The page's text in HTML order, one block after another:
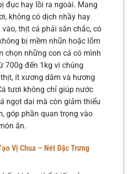
đục hay lồi ra ngoài. Mang
không có dịch nhầy hay
thịt cá phải săn chắc, có
bị mềm nhũn hoặc lõm
chọn những con cá có mình
700g đến 1kg vì chúng
ít xương dăm và hương
tươi không chỉ giúp nước
ngọt dai mà còn giảm thiểu
góp phần quan trọng vào
ăn.
Vị Chua – Nét Đặc Trưng